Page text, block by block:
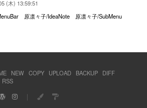
(木) 13:59:51
原凛々子/IdeaNote 原凛々子/SubMenu
NEW COPY UPLOAD BACKUP
DIFF
RSS
｜